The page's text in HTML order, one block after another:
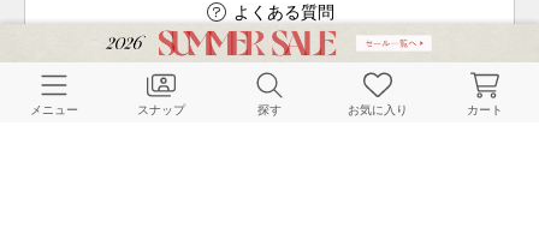
よくある質問
メニュー スナップ 探す お気に入り カート